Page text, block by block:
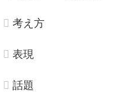
考え方
表現
話題